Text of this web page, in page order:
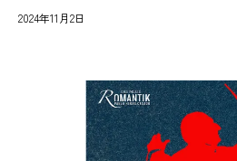
2024年11月2日